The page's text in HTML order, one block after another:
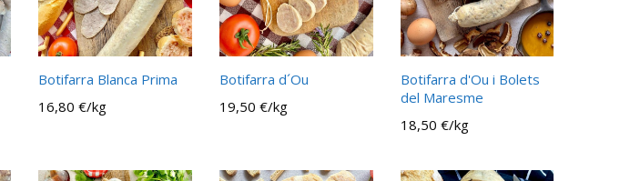
Botifarra Blanca Prima
16,80 €/kg
Botifarra d´Ou
19,50 €/kg
Botifarra d'Ou i Bolets
del Maresme
18,50 €/kg